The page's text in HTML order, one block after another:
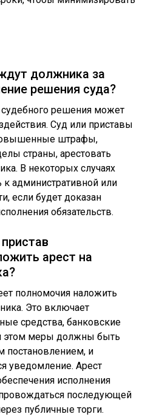
должника за
решения суда?
решения может
Суд или приставы
штрафы,
страны, арестовать
В некоторых случаях
административной или
если будет доказан
обязательств.
арест на
полномочия наложить
Это включает
средства, банковские
этом меры должны быть
и
уведомление. Арест
исполнения
последующей
публичные торги.